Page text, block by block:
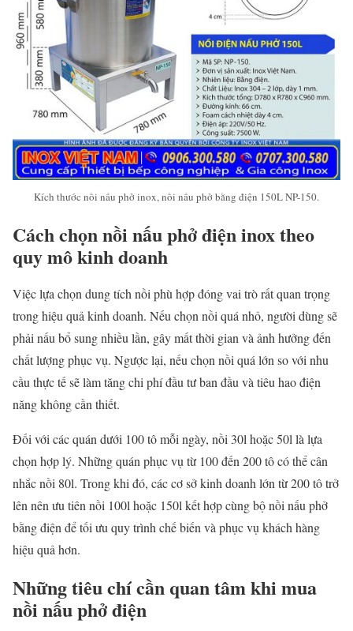
Kích thước nồi nấu phở inox, nồi nấu phở bằng điện 150L NP-150.
Cách chọn nồi nấu phở điện inox theo
quy mô kinh doanh
Việc lựa chọn dung tích nồi phù hợp đóng vai trò rất quan trọng
trong hiệu quả kinh doanh. Nếu chọn nồi quá nhỏ, người dùng sẽ
phải nấu bổ sung nhiều lần, gây mất thời gian và ảnh hưởng đến
chất lượng phục vụ. Ngược lại, nếu chọn nồi quá lớn so với nhu
cầu thực tế sẽ làm tăng chi phí đầu tư ban đầu và tiêu hao điện
năng không cần thiết.
Đối với các quán dưới 100 tô mỗi ngày, nồi 30l hoặc 50l là lựa
chọn hợp lý. Những quán phục vụ từ 100 đến 200 tô có thể cân
nhắc nồi 80l. Trong khi đó, các cơ sở kinh doanh lớn từ 200 tô trở
lên nên ưu tiên nồi 100l hoặc 150l kết hợp cùng bộ nồi nấu phở
bằng điện để tối ưu quy trình chế biến và phục vụ khách hàng
hiệu quả hơn.
Những tiêu chí cần quan tâm khi mua
nồi nấu phở điện